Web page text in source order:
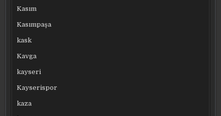
Kasım
Kasımpaşa
kask
Kavga
kayseri
Kayserispor
kaza